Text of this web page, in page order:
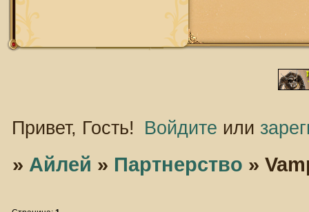
Привет, Гость! Войдите или
» Айлей » Партнерство »